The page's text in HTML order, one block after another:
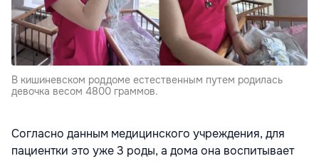
В кишиневском роддоме естественным путем родилась
девочка весом 4800 граммов.
Согласно данным медицинского учреждения, для
пациентки это уже 3 роды, а дома она воспитывает